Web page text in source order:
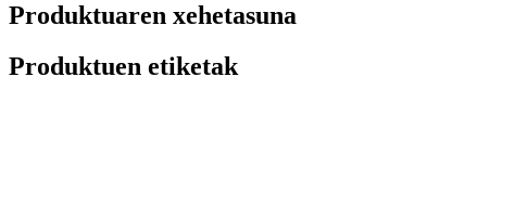
Produktuaren xehetasuna
Produktuen etiketak